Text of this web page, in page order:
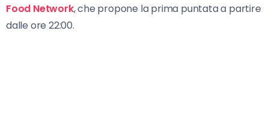
Food Network, che propone la prima puntata a partire
dalle ore 22:00.